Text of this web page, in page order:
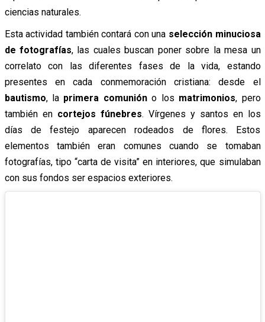
ciencias naturales.
Esta actividad también contará con una selección minuciosa
de fotografías, las cuales buscan poner sobre la mesa un
correlato con las diferentes fases de la vida, estando
presentes en cada conmemoración cristiana: desde el
bautismo, la primera comunióno los matrimonios, pero
también en cortejos fúnebres. Vírgenes y santos en los
días de festejo aparecen rodeados de flores. Estos
elementos también eran comunes cuando se tomaban
fotografías, tipo “carta de visita” en interiores, que simulaban
con sus fondos ser espacios exteriores.